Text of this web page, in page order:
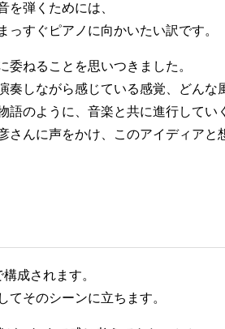
を弾くためには、
すぐピアノに向かいたい訳です。
ねることを思いつきました。
奏しながら感じている感覚、どんな
語のように、音楽と共に進行してい
さんに声をかけ、このアイディアと
成されます。
そのシーンに立ちます。